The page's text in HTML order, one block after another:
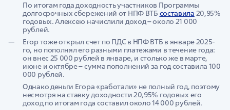
По итогам года доходность участников Программы
долгосрочных сбережений от НПФ ВТБ составила 20,95%
годовых. Алексею начислили доход – около 21 000
рублей.
Егор тоже открыл счет по ПДС в НПФ ВТБ в январе 2025-
го, но пополнял его разными платежами в течение года:
он внес 25 000 рублей в январе, и столько же в марте,
июне и октябре – сумма пополнений за год составила 100
000 рублей.
Однако деньги Егора «работали» не полный год, поэтому
несмотря на ставку доходности 20,95% годовых его
доход по итогам года составил около 14 000 рублей.